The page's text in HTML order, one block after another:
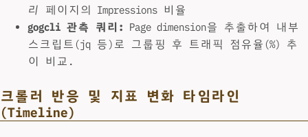
리
페이지의 Impressions 비율
gogcli 관측 쿼리: Page dimension을 추출하여 내부
스크립트(jq 등)로 그룹핑 후 트래픽 점유율(%) 추
이 비교.
크롤러 반응 및 지표 변화 타임라인
(Timeline)